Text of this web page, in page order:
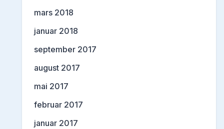
mars 2018
januar 2018
september 2017
august 2017
mai 2017
februar 2017
januar 2017